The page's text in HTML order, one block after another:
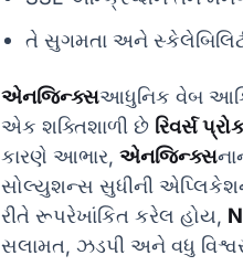
તે સુગમતા અને
એનજિન્ક્સઆધુનિક વેબ
એક શક્તિશાળી છે રિવર્સ
કારણે આભાર, એનજિન્ક્સ
સોલ્યુશન્સ સુધીની
રીતે રૂપરેખાંકિત કરેલ હોય,
સલામત, ઝડપી અને વધુ